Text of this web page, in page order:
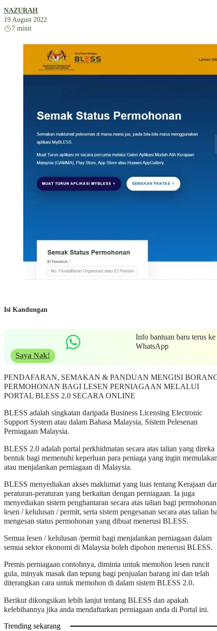
NAZURAH
19 August 2022
7 minit
Isi Kandungan
Info bantuan baru terus ke
WhatsApp
Saya Nak!
PENDAFARAN, SEMAKAN & PANDUAN MENGISI
PERMOHONAN BAGI LESEN PERNIAGAAN MELALUI
PORTAL BLESS 2.0 SECARA ONLINE
BLESS adalah singkatan daripada Business Licensing Electronic
Support System atau dalam Bahasa Malaysia, Sistem Pelesenan
Perniagaan Malaysia.
BLESS 2.0 adalah portal perkhidmatan secara atas talian yang direka
bentuk bagi memenuhi keperluan para peniaga yang ingin
atau menjalankan perniagaan di Malaysia.
BLESS menyediakan akses maklumat yang luas tentang Kerajaan
peraturan-peraturan yang berkaitan dengan perniagaan. Ia juga
menyediakan sistem penghantaran secara atas talian bagi permohonan
lesen / kelulusan / permit, serta sistem pengesanan secara atas talian
mengesan status permohonan yang dibuat menerusi BLESS.
Semua lesen / kelulusan /permit bagi menjalankan perniagaan dalam
semua sektor ekonomi di Malaysia boleh dipohon menerusi BLESS.
Premis perniagaan contohnya, diminta untuk memohon lesen runcit
gula, minyak masak dan tepung bagi penjualan barang ini dan telah
diterangkan cara untuk memohon di dalam sistem BLESS 2.0.
Berikut dikongsikan lebih lanjut tentang BLESS dan apakah
kelebihannya jika anda mendaftarkan perniagaan anda di Portal ini.
Trending sekarang